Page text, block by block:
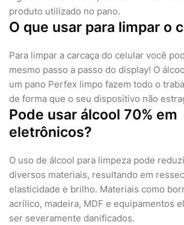
produto utilizado no pano.
O que usar para limpar o
Para limpar a carcaça do celular você
mesmo passo a passo do display! O
um pano Perfex limpo fazem todo o
de forma que o seu dispositivo não
Pode usar álcool 70% em
eletrônicos?
O uso de álcool para limpeza pode
diversos materiais, resultando em
elasticidade e brilho. Materiais como
acrílico, madeira, MDF e equipamentos
ser severamente danificados.